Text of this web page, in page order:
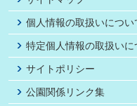
個人情報の取扱いについ
特定個人情報の取扱いに
サイトポリシー
公園関係リンク集